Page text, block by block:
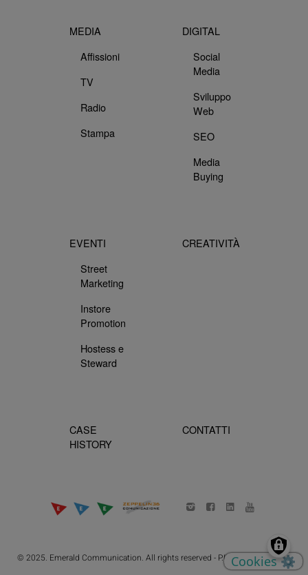
MEDIA
Affissioni
TV
Radio
Stampa
DIGITAL
Social
Media
Sviluppo
Web
SEO
Media
Buying
EVENTI
Street
Marketing
Instore
Promotion
Hostess e
Steward
CREATIVITÀ
CASE
HISTORY
CONTATTI
© 2025. Emerald Communication. All rights reserved - P.IVA 10271170010
Cookies⚙